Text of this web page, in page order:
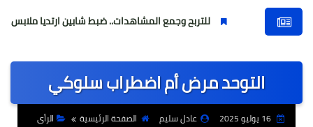
أخبار مصر
عالمى
الرياضة
للتربح وجمع المشاهدات.. ضبط شابين ارتديا ملابس نسائية وبثا
التوحد مرض أم اضطراب سلوكي
16 يوليو 2025 عادل سليم الصفحة الرئيسية
الرأى